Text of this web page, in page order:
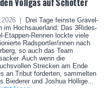
|
Drei Tage feinste Gravel-
im Hochsauerland: Das 3Rides-
Etappen-Rennen lockte viele
Radsportler/innen nach
so auch das Team
Auch wenn die
Strecken am Ende
an Tribut forderten, sammelten
Biederer und Joshua Höllige...